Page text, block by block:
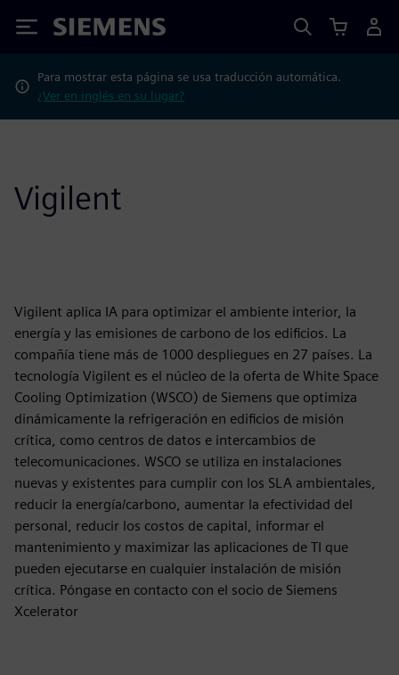
Siemens
Para mostrar esta página se usa traducción automática.
¿Ver en inglés en su lugar?
Vigilent
Vigilent aplica IA para optimizar el ambiente interior, la
energía y las emisiones de carbono de los edificios. La
compañía tiene más de 1000 despliegues en 27 países. La
tecnología Vigilent es el núcleo de la oferta de White Space
Cooling Optimization (WSCO) de Siemens que optimiza
dinámicamente la refrigeración en edificios de misión
crítica, como centros de datos e intercambios de
telecomunicaciones. WSCO se utiliza en instalaciones
nuevas y existentes para cumplir con los SLA ambientales,
reducir la energía/carbono, aumentar la efectividad del
personal, reducir los costos de capital, informar el
mantenimiento y maximizar las aplicaciones de TI que
pueden ejecutarse en cualquier instalación de misión
crítica. Póngase en contacto con el socio de Siemens
Xcelerator